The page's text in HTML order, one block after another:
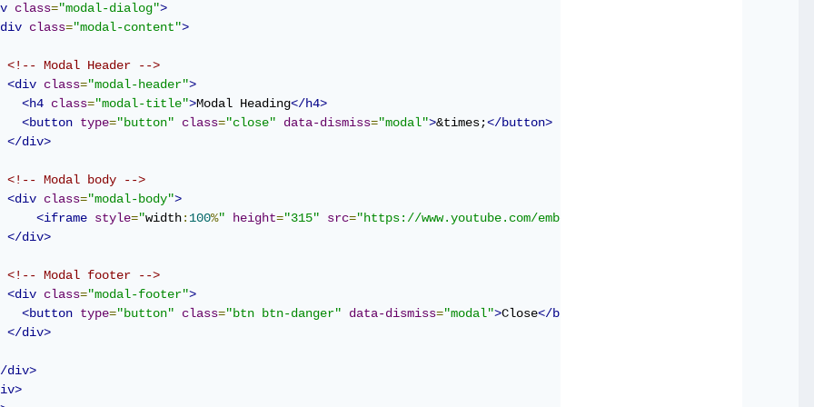
class="modal-dialog">
class="modal-content">
<!-- Modal Header -->
<div class="modal-header">
<h4 class="modal-title">Modal Heading</h4>
<button type="button" class="close" data-dismiss="modal">&times;</button>
</div>
<!-- Modal body -->
<div class="modal-body">
<iframe style="width: 100%" height="315" src="https://www.youtube.com/embed/guCwdHngTmM"
</div>
<!-- Modal footer -->
<div class="modal-footer">
<button type="button" class="btn btn-danger" data-dismiss="modal">Close</button>
</div>
div>